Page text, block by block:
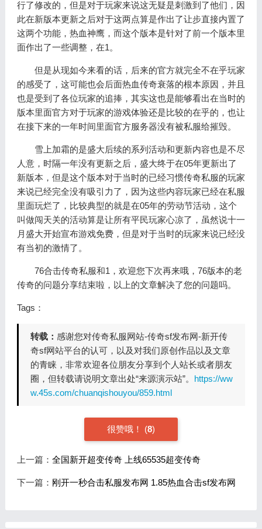
行了修改的，但是对于玩家来说这无疑是刺激到了他们，因
此在新版本更新之后对于这两点算是作出了让步直接内置了
这两个功能，热血神鹰，而这个版本是针对了前一个版本里
面作出了一些调整，在1。
但是从现如今来看的话，后来的官方就完全不在乎玩家
的感受了，这可能也会后面热血传奇衰落的根本原因，并且
也是受到了各位玩家的追捧，其实这也是能够看出在当时的
版本里面官方对于玩家的游戏体验还是比较的在乎的，也让
在接下来的一年时间里面官方服务器没有被私服给摧毁。
雪上加霜的是盛大后续的系列活动和更新内容也是不尽
人意，时隔一年没有更新之后，盛大终于在05年更新出了
新版本，但是这个版本对于当时的已经习惯传奇私服的玩家
来说已经完全没有吸引力了，因为这些内容玩家已经在私服
里面玩烂了，比较典型的就是在05年的劳动节活动，这个
叫做闯天关的活动算是让所有平民玩家心凉了，虽然说十一
月盛大开始宣布游戏免费，但是对于当时的玩家来说已经没
有当初的激情了。
76合击传奇私服和1，欢迎您下次再来哦，76版本的老
传奇的问题分享结束啦，以上的文章解决了您的问题吗。
Tags：
转载： 感谢您对传奇私服网站-传奇sf发布网-新开传
奇sf网站平台的认可，以及对我们原创作品以及文章
的青睐，非常欢迎各位朋友分享到个人站长或者朋友
圈，但转载请说明文章出处“来源演示站”。 https://ww
w.45s.com/chuanqishouyou/859.html
很赞哦！ (8)
上一篇： 全国新开超变传奇 上线65535超变传奇
下一篇： 刚开一秒合击私服发布网 1.85热血合击sf发布网